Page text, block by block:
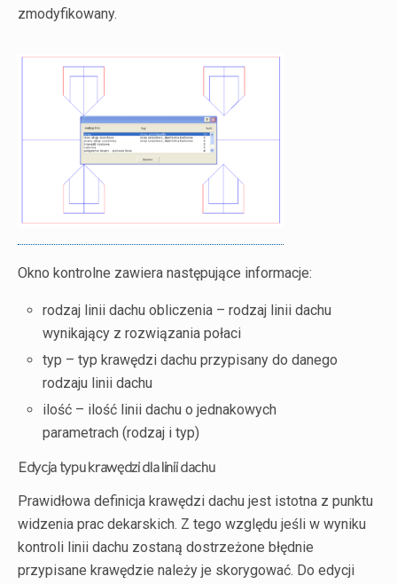
zmodyfikowany.
Okno kontrolne zawiera następujące informacje:
rodzaj linii dachu obliczenia – rodzaj linii dachu
wynikający z rozwiązania połaci
typ – typ krawędzi dachu przypisany do danego
rodzaju linii dachu
ilość – ilość linii dachu o jednakowych
parametrach (rodzaj i typ)
Edycja typu krawędzi dla linii dachu
Prawidłowa definicja krawędzi dachu jest istotna z punktu
widzenia prac dekarskich. Z tego względu jeśli w wyniku
kontroli linii dachu zostaną dostrzeżone błędnie
przypisane krawędzie należy je skorygować. Do edycji